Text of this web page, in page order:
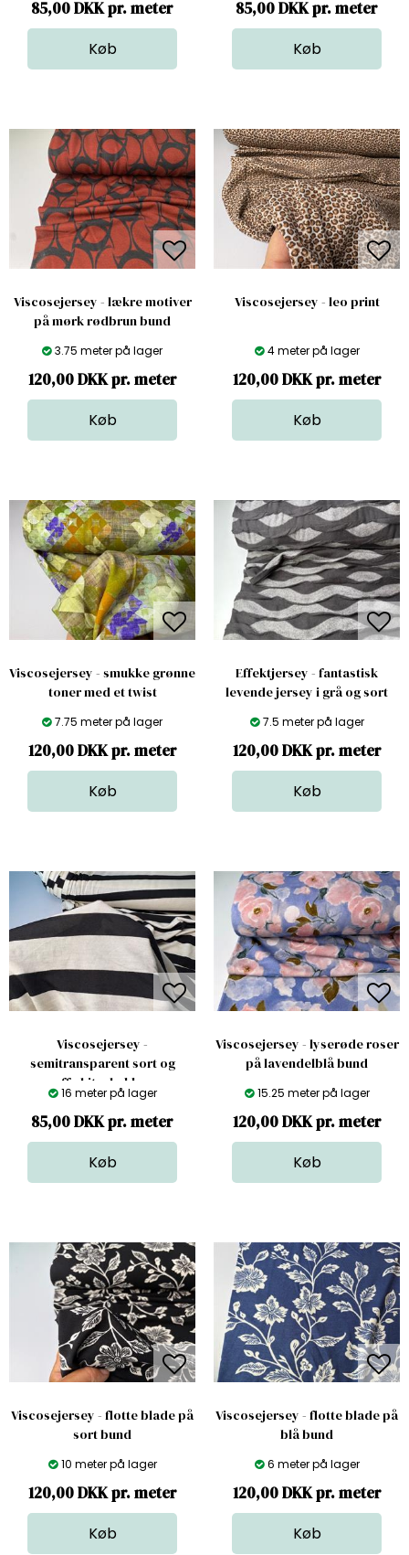
85,00 DKK pr. meter 85,00 DKK pr. meter
Viscosejersey - lækre motiver
på mørk rødbrun bund
3.75 meter på lager
120,00 DKK pr. meter
Viscosejersey - leo print
4 meter på lager
120,00 DKK pr. meter
Viscosejersey - smukke grønne
toner med et twist
7.75 meter på lager
120,00 DKK pr. meter
Effektjersey - fantastisk
levende jersey i grå og sort
7.5 meter på lager
120,00 DKK pr. meter
Viscosejersey -
semitransparent sort og
offwhite, lækker
16 meter på lager
85,00 DKK pr. meter
Viscosejersey - lyserøde roser
på lavendelblå bund
15.25 meter på lager
120,00 DKK pr. meter
Viscosejersey - flotte blade på
sort bund
10 meter på lager
120,00 DKK pr. meter
Viscosejersey - flotte blade på
blå bund
6 meter på lager
120,00 DKK pr. meter